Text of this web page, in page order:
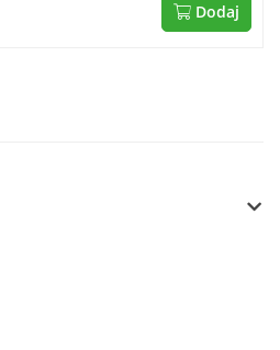
Dodaj